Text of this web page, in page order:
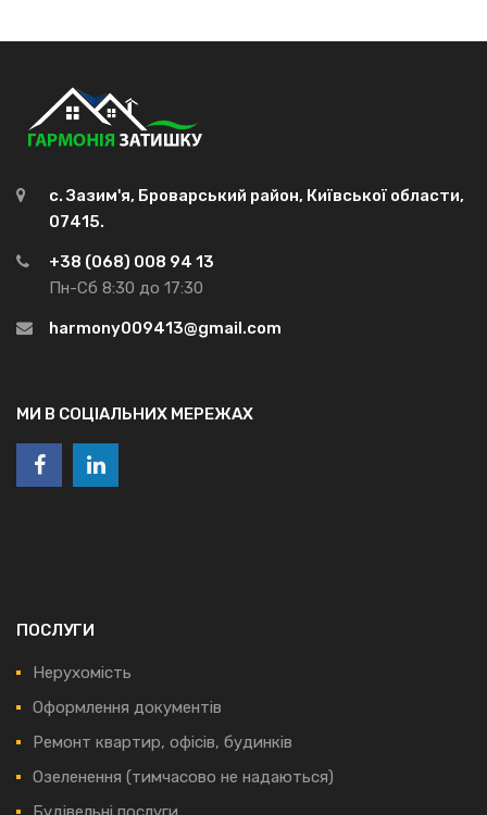
с. Зазим'я, Броварський район, Київської области,
07415.
+38 (068) 008 94 13
Пн-Сб 8:30 до 17:30
harmony009413@gmail.com
МИ В СОЦІАЛЬНИХ МЕРЕЖАХ
ПОСЛУГИ
Нерухомість
Оформлення документів
Ремонт квартир, офісів, будинків
Озеленення (тимчасово не надаються)